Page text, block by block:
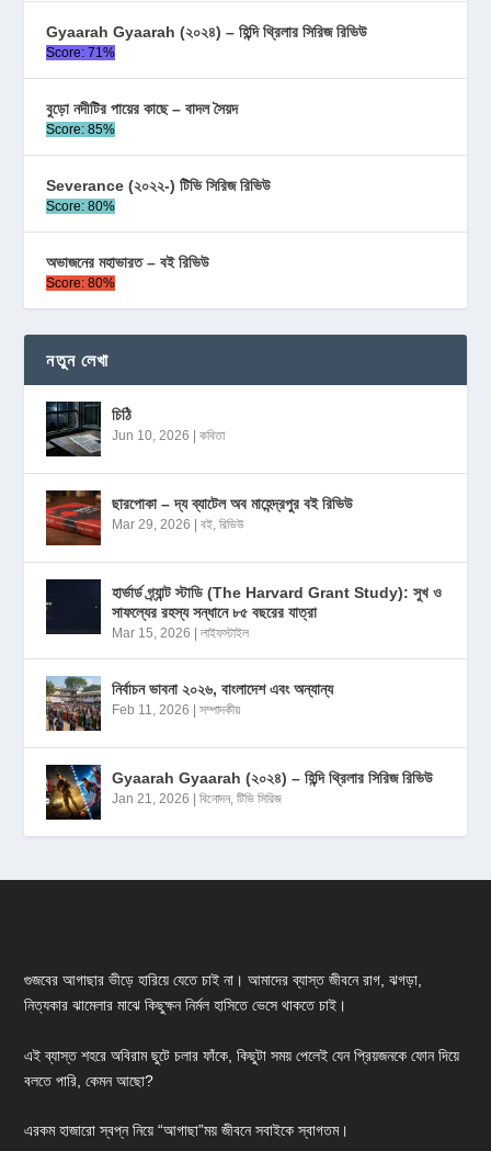
Gyaarah Gyaarah (২০২৪) – হিন্দি থ্রিলার সিরিজ রিভিউ
Score: 71%
বুড়ো নদীটির পায়ের কাছে – বাদল সৈয়দ
Score: 85%
Severance (২০২২-) টিভি সিরিজ রিভিউ
Score: 80%
অভাজনের মহাভারত – বই রিভিউ
Score: 80%
নতুন লেখা
চিঠি
Jun 10, 2026 |কবিতা
ছারপোকা – দ্য ব্যাটেল অব মাহেন্দ্রপুর বই রিভিউ
Mar 29, 2026 |বই,রিভিউ
হার্ভার্ড গ্র্যান্ট স্টাডি (The Harvard Grant Study): সুখ ও
সাফল্যের রহস্য সন্ধানে ৮৫ বছরের যাত্রা
Mar 15, 2026 |লাইফস্টাইল
নির্বাচন ভাবনা ২০২৬, বাংলাদেশ এবং অন্যান্য
Feb 11, 2026 |সম্পাদকীয়
Gyaarah Gyaarah (২০২৪) – হিন্দি থ্রিলার সিরিজ রিভিউ
Jan 21, 2026 |বিনোদন,টিভি সিরিজ
গুজবের আগাছার ভীড়ে হারিয়ে যেতে চাই না। আমাদের ব্যাস্ত জীবনে রাগ, ঝগড়া,
নিত্যকার ঝামেলার মাঝে কিছুক্ষন নির্মল হাসিতে ভেসে থাকতে চাই।
এই ব্যাস্ত শহরে অবিরাম ছুটে চলার ফাঁকে, কিছুটা সময় পেলেই যেন প্রিয়জনকে ফোন দিয়ে
বলতে পারি, কেমন আছো?
এরকম হাজারো স্বপ্ন নিয়ে “আগাছা”ময় জীবনে সবাইকে স্বাগতম।